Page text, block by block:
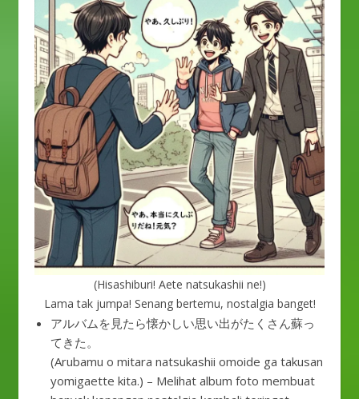
(Hisashiburi! Aete natsukashii ne!)
Lama tak jumpa! Senang bertemu, nostalgia banget!
アルバムを見たら懐かしい思い出がたくさん蘇っ
てきた。
(Arubamu o mitara natsukashii omoide ga takusan
yomigaette kita.) – Melihat album foto membuat